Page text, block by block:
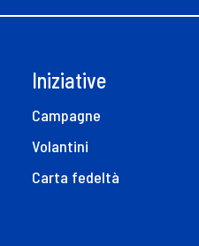
Iniziative
Campagne
Volantini
Carta fedeltà